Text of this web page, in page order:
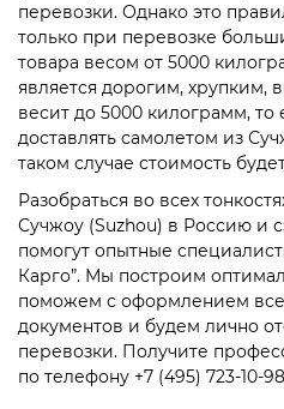
перевозки. Однако это
только при перевозке
товара весом от 5000
является дорогим, хрупким,
весит до 5000 килограмм, то
доставлять самолетом из
таком случае стоимость
Разобраться во всех
Сучжоу (Suzhou) в Россию и
помогут опытные
Карго”. Мы построим
поможем с оформлением
документов и будем лично
перевозки. Получите
по телефону +7 (495) 723-10-